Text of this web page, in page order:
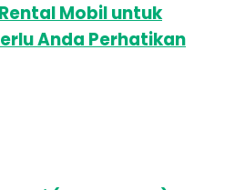
Mobil untuk
Anda Perhatikan